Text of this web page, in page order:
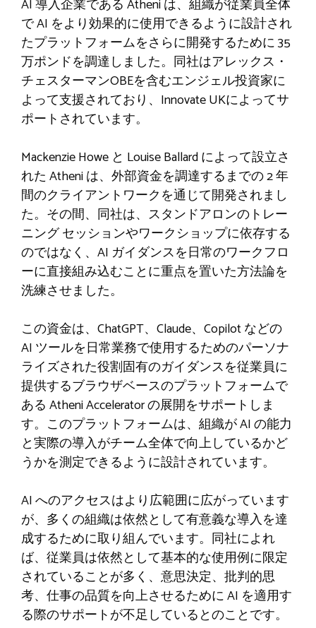
AI 導入企業である Atheni は、組織が従業員全体
で AI をより効果的に使用できるように設計され
たプラットフォームをさらに開発するために 35
万ポンドを調達しました。同社はアレックス・
チェスターマンOBEを含むエンジェル投資家に
よって支援されており、Innovate UKによってサ
ポートされています。
Mackenzie Howe と Louise Ballard によって設立さ
れた Atheni は、外部資金を調達するまでの 2 年
間のクライアントワークを通じて開発されまし
た。その間、同社は、スタンドアロンのトレー
ニング セッションやワークショップに依存する
のではなく、AI ガイダンスを日常のワークフロ
ーに直接組み込むことに重点を置いた方法論を
洗練させました。
この資金は、ChatGPT、Claude、Copilot などの
AI ツールを日常業務で使用するためのパーソナ
ライズされた役割固有のガイダンスを従業員に
提供するブラウザベースのプラットフォームで
ある Atheni Accelerator の展開をサポートしま
す。このプラットフォームは、組織が AI の能力
と実際の導入がチーム全体で向上しているかど
うかを測定できるように設計されています。
AI へのアクセスはより広範囲に広がっています
が、多くの組織は依然として有意義な導入を達
成するために取り組んでいます。同社によれ
ば、従業員は依然として基本的な使用例に限定
されていることが多く、意思決定、批判的思
考、仕事の品質を向上させるために AI を適用す
る際のサポートが不足しているとのことです。